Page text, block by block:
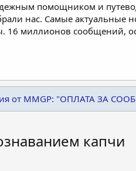
помощником и
нас. Самые актуальные
16 миллионов сообщений,
от MMGP: "ОПЛАТА ЗА
капчи